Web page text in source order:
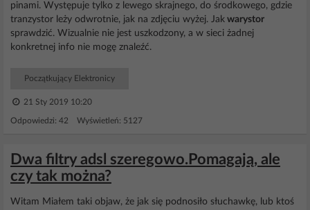
pinami. Występuje tylko z lewego skrajnego, do środkowego, gdzie
tranzystor leży odwrotnie, jak na zdjęciu wyżej. Jak warystor
sprawdzić. Wizualnie nie jest uszkodzony, a w sieci żadnej
konkretnej info nie mogę znaleźć.
Początkujący Elektronicy
21 Sty 2019 10:20
Odpowiedzi: 42 Wyświetleń: 5127
Dwa filtry adsl szeregowo.Pomagają, ale
czy tak można?
Witam Miałem taki objaw, że jak się podnosiło słuchawkę, lub ktoś